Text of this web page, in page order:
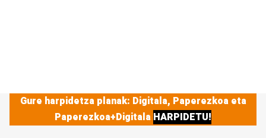
Gure harpidetza planak: Digitala, Paperezkoa eta
Paperezkoa+Digitala HARPIDETU!